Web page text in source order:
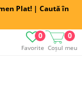
Plat! | Caută în
Favorite
0
Coșul meu
0